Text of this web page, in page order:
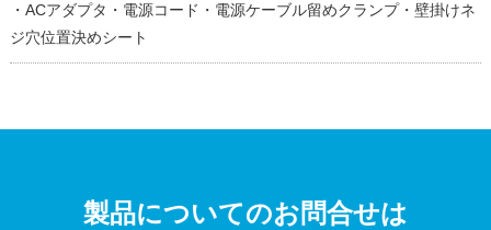
・ACアダプタ・電源コード・電源ケーブル留めクランプ・壁掛けネ
ジ穴位置決めシート
製品についてのお問合せは